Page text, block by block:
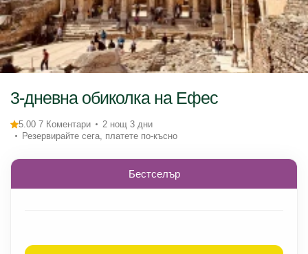
3-дневна обиколка на Ефес
5.00 7 Коментари
2 нощ 3 дни
Резервирайте сега, платете по-късно
Бестселър